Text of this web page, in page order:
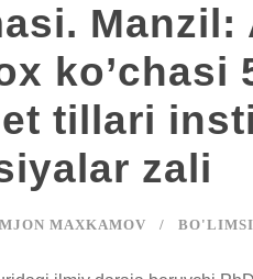
ko’chasi
tillari
zali
MAXKAMOV